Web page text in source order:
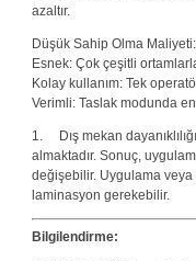
azaltır.
Düşük Sahip Olma
Esnek: Çok çeşitli
Kolay kullanım: Tek
Verimli: Taslak modunda
1. Dış mekan
almaktadır. Sonuç,
değişebilir. Uygulama
laminasyon gerekebilir.
Bilgilendirme: